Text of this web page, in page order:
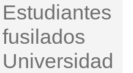
Estudiantes
fusilados
Universidad